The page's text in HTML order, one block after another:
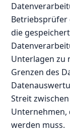
Betriebsprüfer
die
Unterlagen zu
Grenzen des
Streit
werden muss.